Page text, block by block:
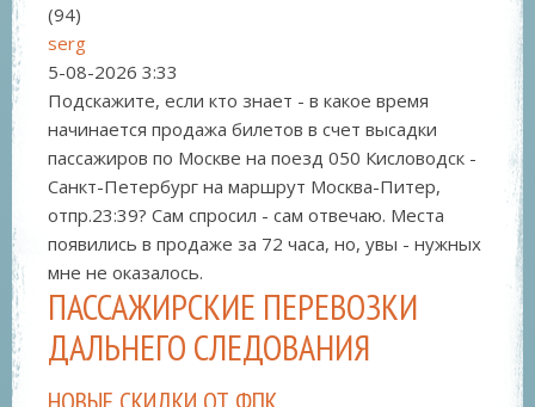
(94)
serg
5-08-2026 3:33
Подскажите, если кто знает - в какое время
начинается продажа билетов в счет высадки
пассажиров по Москве на поезд 050 Кисловодск -
Санкт-Петербург на маршрут Москва-Питер,
отпр.23:39? Сам спросил - сам отвечаю. Места
появились в продаже за 72 часа, но, увы - нужных
мне не оказалось.
ПАССАЖИРСКИЕ ПЕРЕВОЗКИ
ДАЛЬНЕГО СЛЕДОВАНИЯ